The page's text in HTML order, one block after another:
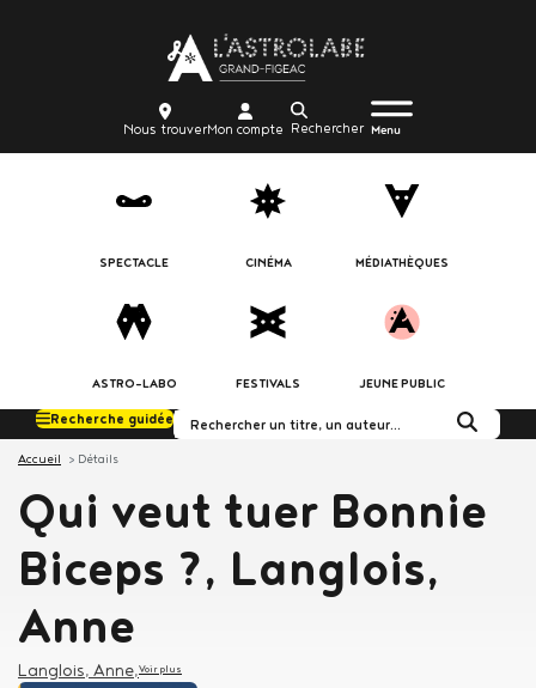
au
contenu
principal
Body
trouver
Nous trouvercompte
Mon compte
Recherche
Menu
burger
Body
icon_trigger
Menu
SPECTACLE CINÉMA MÉDIATHÈQUES
ASTRO-LABO FESTIVALS JEUNE PUBLIC
Rechercher dans le
Recherche guidée
Accueil Détails
Qui veut tuer Bonnie
Biceps ?, Langlois,
Anne
Auteur
Langlois, Anne,Voir plus